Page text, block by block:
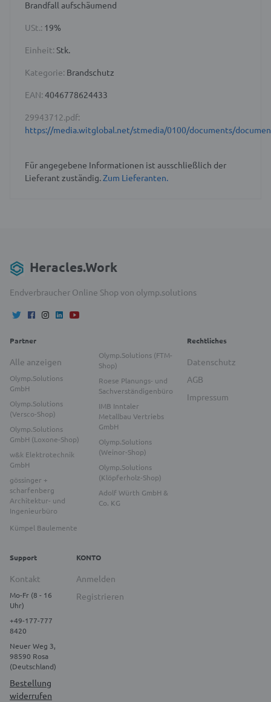
Brandfall aufschäumend
USt.: 19%
Einheit: Stk.
Kategorie: Brandschutz
EAN: 4046778624433
29943712.pdf:
https://media.witglobal.net/stmedia/0100/documents/
Für angegebene Informationen ist ausschließlich der
Lieferant zuständig.Zum Lieferanten.
Heracles.Work
Endverbraucher Online Shop von olymp.solutions
Partner
Alle anzeigen
Olymp.Solutions
GmbH
Olymp.Solutions
(Versco-Shop)
Olymp.Solutions
GmbH (Loxone-Shop)
w&k Elektrotechnik
GmbH
gössinger +
scharfenberg
Architektur- und
Ingenieurbüro
Kümpel Baulemente
Olymp.Solutions (FTM-
Shop)
Roese Planungs- und
Sachverständigenbüro
IMB Inntaler
Metallbau Vertriebs
GmbH
Olymp.Solutions
(Weinor-Shop)
Olymp.Solutions
(Klöpferholz-Shop)
Adolf Würth GmbH &
Co. KG
Rechtliches
Datenschutz
AGB
Impressum
Support
Kontakt
Mo-Fr (8 - 16
Uhr)
+49-177-777
8420
Neuer Weg 3,
98590 Rosa
(Deutschland)
Bestellung
widerrufen
KONTO
Anmelden
Registrieren